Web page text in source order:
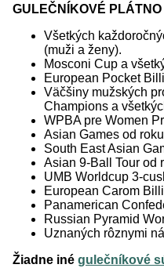
GULEČNÍKOVÉ
Všetkých
(muži a ženy).
Mosconi Cup a
European Pocket
Väčšiny mužských
Champions a
WPBA pre Women
Asian Games od
South East Asian
Asian 9-Ball Tour od
UMB Worldcup 3-
European Carom
Panamerican
Russian Pyramid
Uznaných rôznymi
Žiadne iné gulečníkové